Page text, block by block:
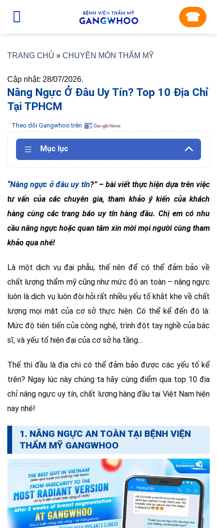
☎︎
TRANG CHỦ » CHUYÊN MÔN THẨM MỸ
Cập nhật: 28/07/2026.
Nâng Ngực Ở Đâu Uy Tín? Top 10 Địa Chỉ
Tại TPHCM
Theo dõi Gangwhoo trên
Mục lục
“Nâng ngực ở đâu uy tín?” – bài viết thực hiện dựa trên việc
tư vấn của các chuyên gia, tham khảo ý kiến của khách
hàng cùng các trang báo uy tín hàng đầu. Chị em có nhu
cầu nâng ngực hoặc quan tâm xin mời mọi người cùng tham
khảo qua nhé!
Là một dịch vụ đại phẫu, thế nên để có thể đảm bảo về
chất lượng thẩm mỹ cũng như mức độ an toàn – nâng ngực
luôn là dịch vụ luôn đòi hỏi rất nhiều yếu tố khắt khe về chất
lượng mọi mặt của cơ sở thực hiện. Có thể kể đến đó là:
Mức độ tiên tiến của công nghệ, trình đột tay nghề của bác
sĩ, và yếu tố hiện đại của cơ sở hạ tầng…
Thế thì đầu là địa chì có thể đảm bảo được các yếu tố kể
trên? Ngay lúc này chúng ta hãy cùng điểm qua top 10 địa
chỉ nâng ngực uy tín, chất lượng hàng đầu tại Việt Nam hiện
nay nhé!
1. NÂNG NGỰC AN TOÀN TẠI BỆNH VIỆN
THẨM MỸ GANGWHOO